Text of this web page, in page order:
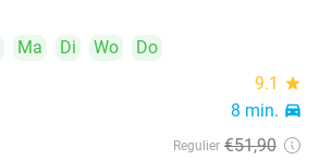
Ma Di Wo
Do
9.1 star
8 min. directions_car
Regulier €51,90